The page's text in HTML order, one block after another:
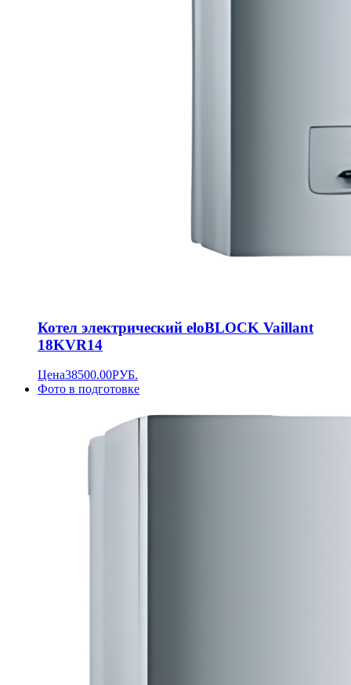
Котел электрический eloBLOCK Vaillant
18KVR14
Цена38500.00РУБ.
Фото в подготовке